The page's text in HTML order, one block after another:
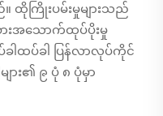
။ ထိုကြိုးပမ်းမှုများသည်
ားအသောက်ထုပ်ပိုးမှု
ါထပ်ခါ ပြန်လာလုပ်ကိုင်
ျား၏ ၉ ပုံ ၈ ပုံမှာ